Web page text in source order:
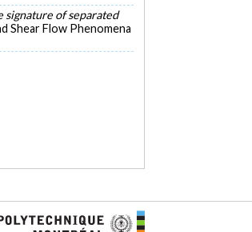
signature of separated
Shear Flow Phenomena